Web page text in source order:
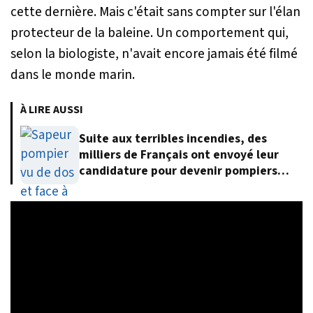
cette dernière. Mais c'était sans compter sur l'élan
protecteur de la baleine. Un comportement qui,
selon la biologiste, n'avait encore jamais été filmé
dans le monde marin.
À LIRE AUSSI
Suite aux terribles incendies, des
milliers de Français ont envoyé leur
candidature pour devenir pompiers